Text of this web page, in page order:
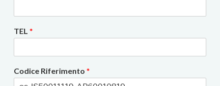
TEL *
Codice Riferimento *